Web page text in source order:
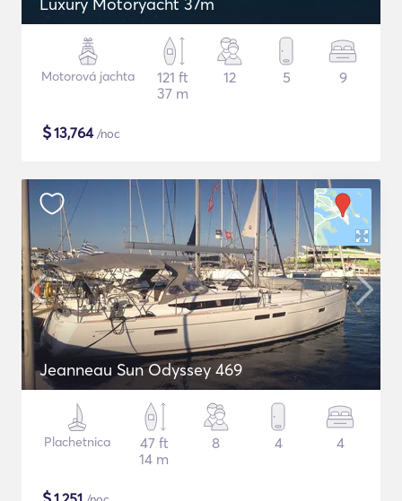
Motorová jachta
121 ft
37 m
12 5 9
$13,764/noc
Jeanneau Sun Odyssey 469
Plachetnica
47 ft
14 m
8 4 4